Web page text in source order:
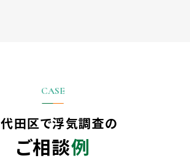
千代田区で浮気調査の
ご相談例